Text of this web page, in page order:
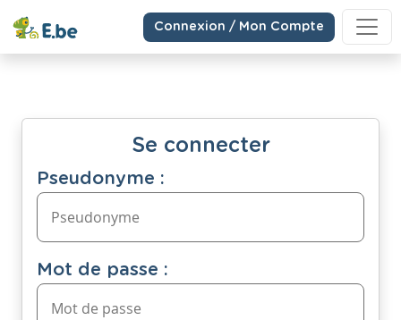
Connexion / Mon Compte
Se connecter
Pseudonyme :
Mot de passe :